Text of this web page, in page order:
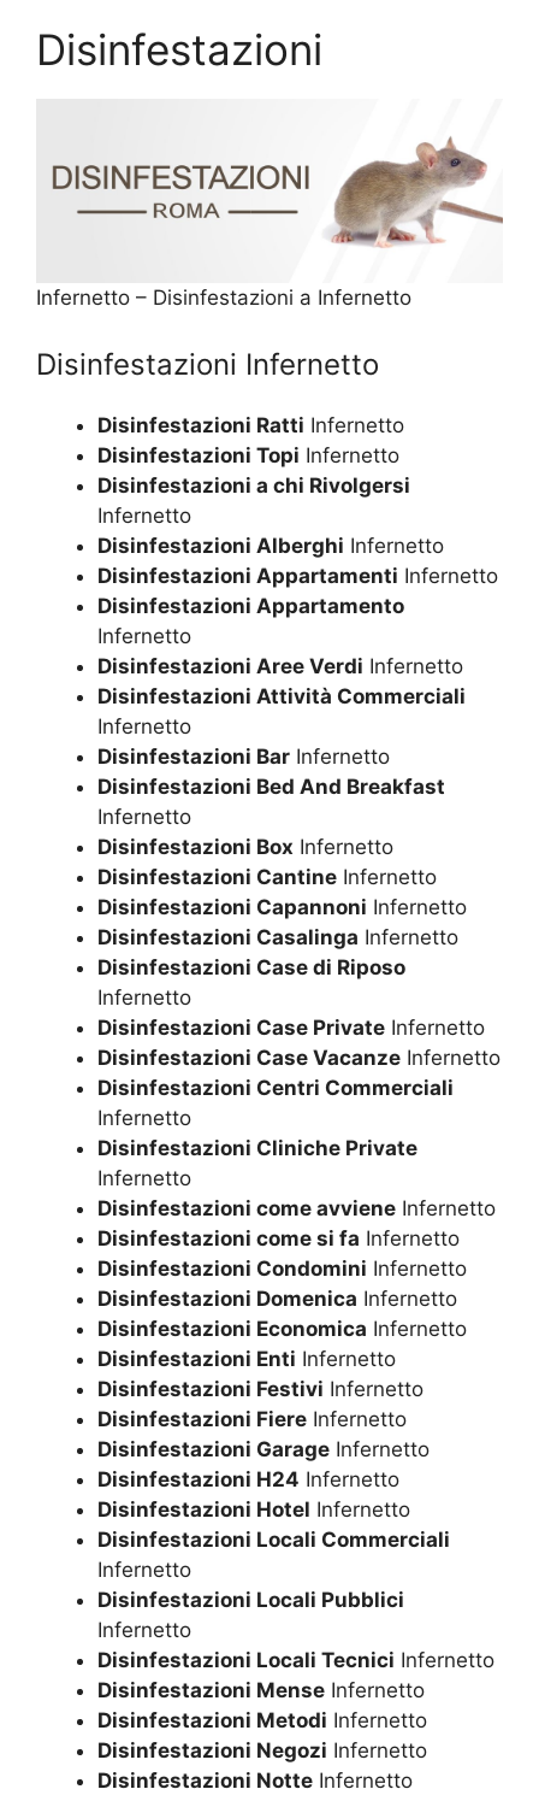
Disinfestazioni
Infernetto – Disinfestazioni a Infernetto
Disinfestazioni Infernetto
Disinfestazioni Ratti Infernetto
Disinfestazioni Topi Infernetto
Disinfestazioni a chi Rivolgersi
Infernetto
Disinfestazioni Alberghi Infernetto
Disinfestazioni Appartamenti Infernetto
Disinfestazioni Appartamento
Infernetto
Disinfestazioni Aree Verdi Infernetto
Disinfestazioni Attività Commerciali
Infernetto
Disinfestazioni Bar Infernetto
Disinfestazioni Bed And Breakfast
Infernetto
Disinfestazioni Box Infernetto
Disinfestazioni Cantine Infernetto
Disinfestazioni Capannoni Infernetto
Disinfestazioni Casalinga Infernetto
Disinfestazioni Case di Riposo
Infernetto
Disinfestazioni Case Private Infernetto
Disinfestazioni Case Vacanze Infernetto
Disinfestazioni Centri Commerciali
Infernetto
Disinfestazioni Cliniche Private
Infernetto
Disinfestazioni come avviene Infernetto
Disinfestazioni come si fa Infernetto
Disinfestazioni Condomini Infernetto
Disinfestazioni Domenica Infernetto
Disinfestazioni Economica Infernetto
Disinfestazioni Enti Infernetto
Disinfestazioni Festivi Infernetto
Disinfestazioni Fiere Infernetto
Disinfestazioni Garage Infernetto
Disinfestazioni H24 Infernetto
Disinfestazioni Hotel Infernetto
Disinfestazioni Locali Commerciali
Infernetto
Disinfestazioni Locali Pubblici
Infernetto
Disinfestazioni Locali Tecnici Infernetto
Disinfestazioni Mense Infernetto
Disinfestazioni Metodi Infernetto
Disinfestazioni Negozi Infernetto
Disinfestazioni Notte Infernetto